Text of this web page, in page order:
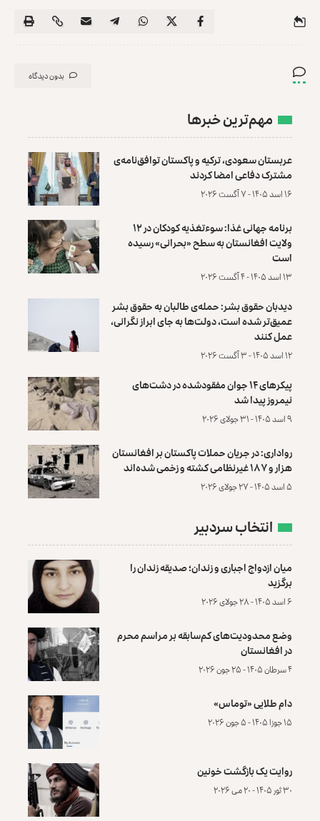
بدون دیدگاه
مهم‌ترین خبرها
عربستان سعودی، ترکیه و پاکستان توافق‌نامه‌ی
مشترک دفاعی امضا کردند
۱۶ اسد ۱۴۰۵ - ۷ آگست ۲۰۲۶
برنامه جهانی غذا: سوءتغذیه کودکان در ۱۲
ولایت افغانستان به سطح «بحرانی» رسیده
است
۱۳ اسد ۱۴۰۵ - ۴ آگست ۲۰۲۶
دیدبان حقوق بشر: حمله‌ی طالبان به حقوق بشر
عمیق‌تر شده است، دولت‌ها به جای ابراز نگرانی،
عمل کنند
۱۲ اسد ۱۴۰۵ - ۳ آگست ۲۰۲۶
پیکرهای ۱۴ جوان مفقودشده در دشت‌های
نیمروز پیدا شد
۹ اسد ۱۴۰۵ - ۳۱ جولای ۲۰۲۶
رواداری: در جریان حملات پاکستان بر افغانستان
هزار و ۱۸۷ غیرنظامی کشته و زخمی شده‌اند
۵ اسد ۱۴۰۵ - ۲۷ جولای ۲۰۲۶
انتخاب سردبیر
میان ازدواج اجباری و زندان؛ صدیقه زندان را
برگزید
۶ اسد ۱۴۰۵ - ۲۸ جولای ۲۰۲۶
وضع محدودیت‌های کم‌سابقه بر مراسم محرم
در افغانستان
۴ سرطان ۱۴۰۵ - ۲۵ جون ۲۰۲۶
دام طلایی «توماس»
۱۵ جوزا ۱۴۰۵ - ۵ جون ۲۰۲۶
روایت یک بازگشت خونین
۳۰ ثور ۱۴۰۵ - ۲۰ می ۲۰۲۶